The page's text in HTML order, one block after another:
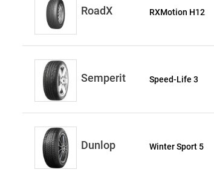
RoadX RXMotion H12
Semperit Speed-Life 3
Dunlop Winter Sport 5